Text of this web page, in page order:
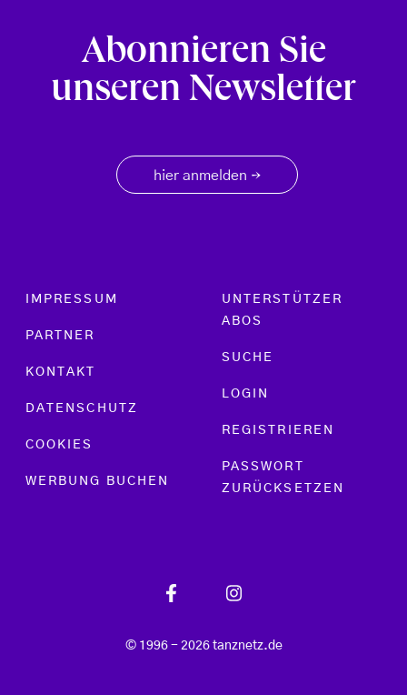
Abonnieren Sie
unseren Newsletter
hier anmelden →
Footer menu
IMPRESSUM
PARTNER
KONTAKT
DATENSCHUTZ
COOKIES
WERBUNG BUCHEN
UNTERSTÜTZER
ABOS
SUCHE
LOGIN
REGISTRIEREN
PASSWORT
ZURÜCKSETZEN
© 1996 - 2026 tanznetz.de